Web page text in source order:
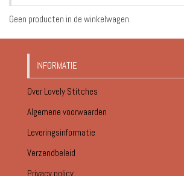
Geen producten in de winkelwagen.
INFORMATIE
Over Lovely Stitches
Algemene voorwaarden
Leveringsinformatie
Verzendbeleid
Privacy policy